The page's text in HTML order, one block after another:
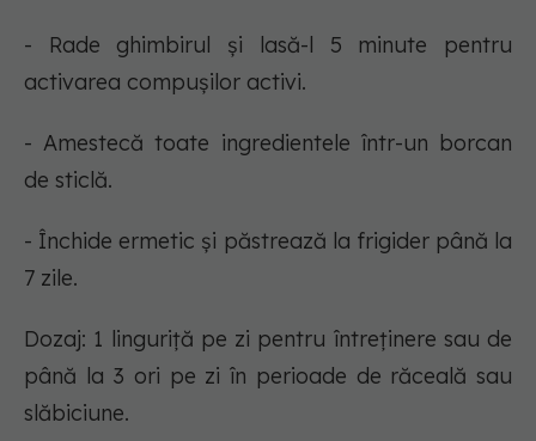
- Rade ghimbirul și lasă-l 5 minute pentru
activarea compușilor activi.
- Amestecă toate ingredientele într-un borcan
de sticlă.
- Închide ermetic și păstrează la frigider până la
7 zile.
Dozaj: 1 linguriță pe zi pentru întreținere sau de
până la 3 ori pe zi în perioade de răceală sau
slăbiciune.